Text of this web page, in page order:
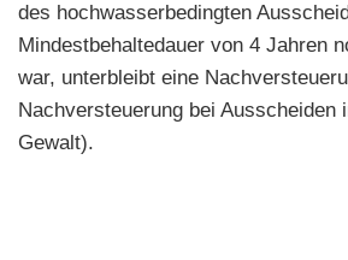
des hochwasserbedingten
Mindestbehaltedauer von 4 Jahren
war, unterbleibt eine
Nachversteuerung bei Ausscheiden
Gewalt).